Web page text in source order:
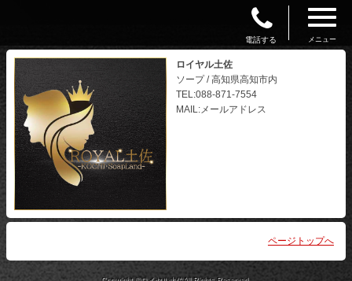
電話する メニュー
ロイヤル土佐
ソープ / 高知県高知市内
TEL:088-871-7554
MAIL:メールアドレス
ページトップへ